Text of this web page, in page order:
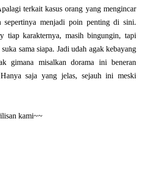
terkait kasus orang yang mengincar
menjadi poin penting di sini.
tiap karakternya, masih bingungin, tapi
sama siapa. Jadi udah agak kebayang
gimana misalkan dorama ini beneran
saja yang jelas, sejauh ini meski
kami~~